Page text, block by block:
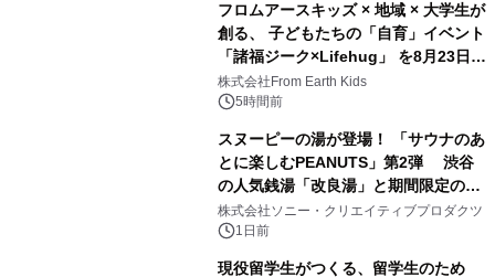
フロムアースキッズ × 地域 × 大学生が
創る、 子どもたちの「自育」イベント
「諸福ジーク×Lifehug」 を8月23日
(日)開催
株式会社From Earth Kids
5時間前
スヌーピーの湯が登場！ 「サウナのあ
とに楽しむPEANUTS」第2弾 渋谷
の人気銭湯「改良湯」と期間限定のコ
ラボレーション サウナイキタイコラ
ボグッズも発売決定！
株式会社ソニー・クリエイティブプロダクツ
1日前
現役留学生がつくる、留学生のため